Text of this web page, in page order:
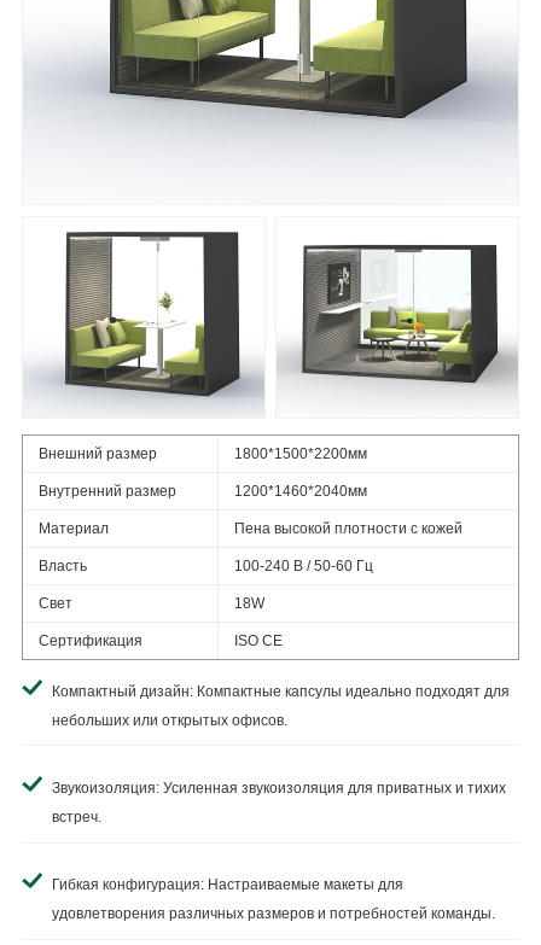
Внешний размер 1800*1500*2200мм
Внутренний размер 1200*1460*2040мм
Материал Пена высокой плотности с кожей
Власть 100-240 В / 50-60 Гц
Свет 18W
Сертификация ISO CE
Компактный дизайн: Компактные капсулы идеально подходят для
небольших или открытых офисов.
Звукоизоляция: Усиленная звукоизоляция для приватных и тихих
встреч.
Гибкая конфигурация: Настраиваемые макеты для
удовлетворения различных размеров и потребностей команды.